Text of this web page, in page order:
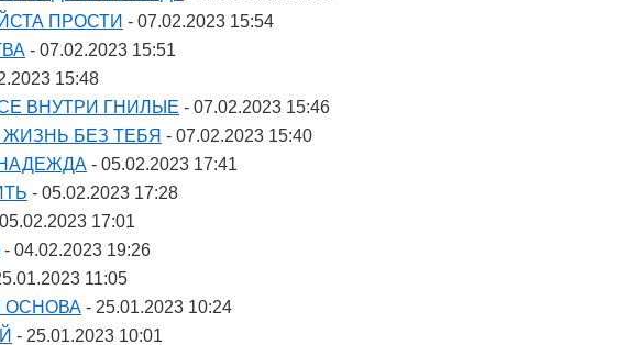
ПРОСТИ - 07.02.2023 15:54
- 07.02.2023 15:51
15:48
ВНУТРИ ГНИЛЫЕ - 07.02.2023 15:46
БЕЗ ТЕБЯ - 07.02.2023 15:40
- 05.02.2023 17:41
- 05.02.2023 17:28
17:01
- 04.02.2023 19:26
11:05
ОСНОВА - 25.01.2023 10:24
- 25.01.2023 10:01